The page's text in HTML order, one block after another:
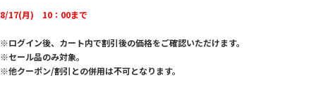
8/17(月) 10：00まで
※ログイン後、カート内で割引後の価格をご確認いただけます。
※セール品のみ対象。
※他クーポン/割引との併用は不可となります。